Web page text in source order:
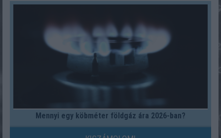
Mennyi egy köbméter földgáz ára 2026-ban?